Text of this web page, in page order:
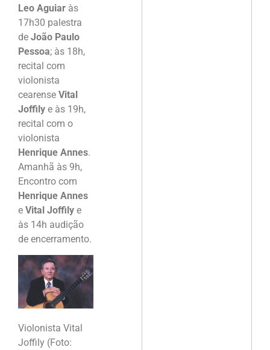
Leo Aguiar às
17h30 palestra
de João Paulo
Pessoa; às 18h,
recital com
violonista
cearense Vital
Joffily e às 19h,
recital com o
violonista
Henrique Annes.
Amanhã às 9h,
Encontro com
Henrique Annes
e Vital Joffily e
às 14h audição
de encerramento.
Violonista Vital
Joffily (Foto: